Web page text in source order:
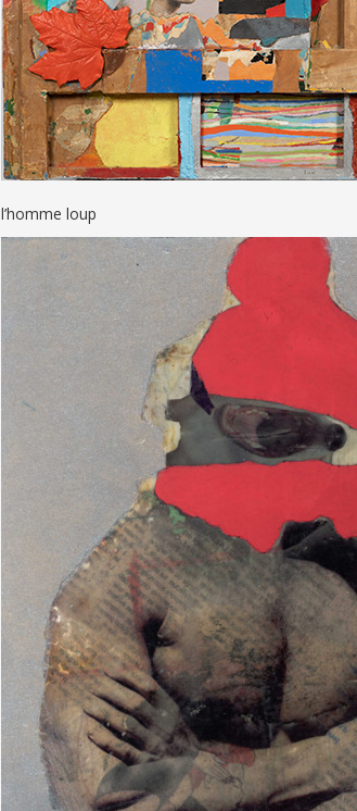
l’homme loup